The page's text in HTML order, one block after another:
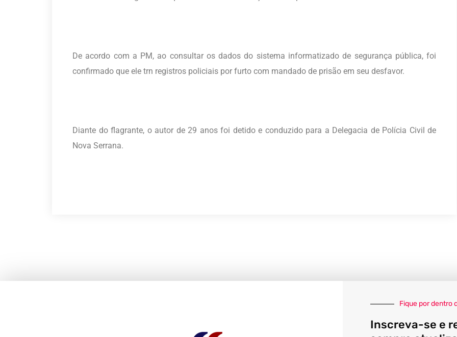
De acordo com a PM, ao consultar os dados do sistema informatizado de segurança pública, foi
confirmado que ele trn registros policiais por furto com mandado de prisão em seu desfavor.
Diante do flagrante, o autor de 29 anos foi detido e conduzido para a Delegacia de Polícia Civil de
Nova Serrana.
Fique por dentro
Inscreva-se e